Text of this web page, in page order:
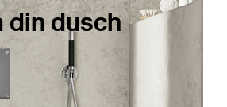
din dusch